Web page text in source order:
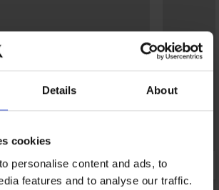
Details About
cookies
personalise content and ads, to
features and to analyse our traffic.